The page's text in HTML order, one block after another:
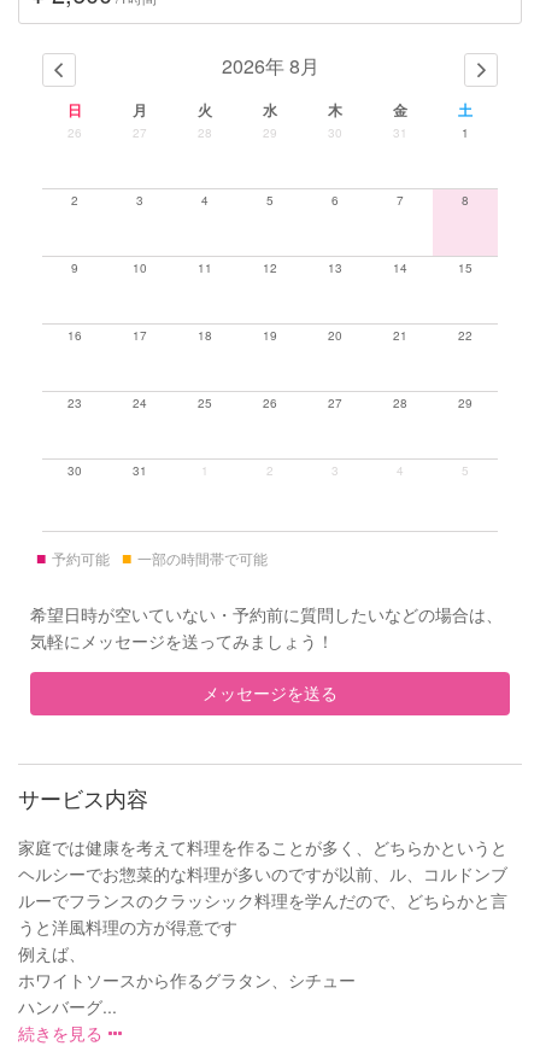
2026年 8月
日 月 火 水 木 金 土
26 27 28 29 30 31 1
2 3 4 5 6 7 8
9 10 11 12 13 14 15
16 17 18 19 20 21 22
23 24 25 26 27 28 29
30 31 1 2 3 4 5
■ 予約可能 ■ 一部の時間帯で可能
希望日時が空いていない・予約前に質問したいなどの場合は、
気軽にメッセージを送ってみましょう！
メッセージを送る
サービス内容
家庭では健康を考えて料理を作ることが多く、どちらかというと
ヘルシーでお惣菜的な料理が多いのですが以前、ル、コルドンブ
ルーでフランスのクラッシック料理を学んだので、どちらかと言
うと洋風料理の方が得意です
例えば、
ホワイトソースから作るグラタン、シチュー
ハンバーグ...
続きを見る